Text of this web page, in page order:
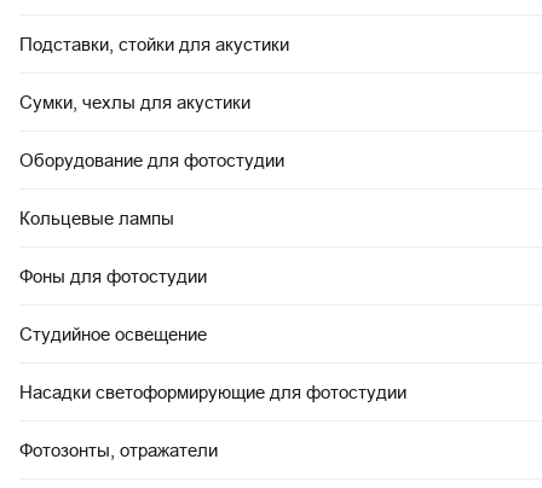
Подставки, стойки для акустики
Сумки, чехлы для акустики
Оборудование для фотостудии
Кольцевые лампы
Фоны для фотостудии
Студийное освещение
Насадки светоформирующие для фотостудии
Фотозонты, отражатели